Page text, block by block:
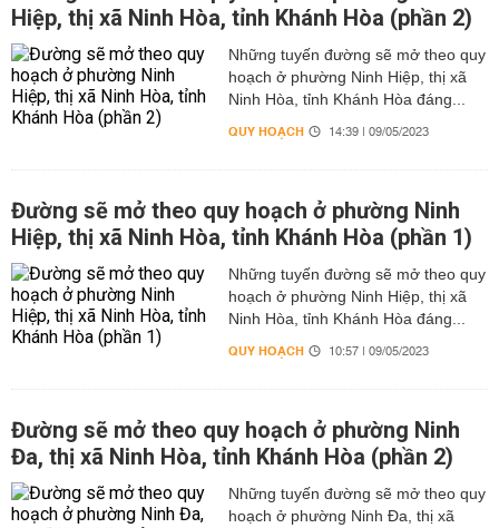
Hiệp, thị xã Ninh Hòa, tỉnh Khánh Hòa (phần 2)
Những tuyến đường sẽ mở theo quy
hoạch ở phường Ninh Hiệp, thị xã
Ninh Hòa, tỉnh Khánh Hòa đáng...
QUY HOẠCH 14:39 | 09/05/2023
Đường sẽ mở theo quy hoạch ở phường Ninh
Hiệp, thị xã Ninh Hòa, tỉnh Khánh Hòa (phần 1)
Những tuyến đường sẽ mở theo quy
hoạch ở phường Ninh Hiệp, thị xã
Ninh Hòa, tỉnh Khánh Hòa đáng...
QUY HOẠCH 10:57 | 09/05/2023
Đường sẽ mở theo quy hoạch ở phường Ninh
Đa, thị xã Ninh Hòa, tỉnh Khánh Hòa (phần 2)
Những tuyến đường sẽ mở theo quy
hoạch ở phường Ninh Đa, thị xã